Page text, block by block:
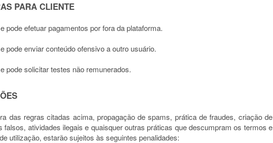
PARA CLIENTE
pode efetuar pagamentos por fora da plataforma.
pode enviar conteúdo ofensivo a outro usuário.
pode solicitar testes não remunerados.
das regras citadas acima, propagação de spams, prática de fraudes, criação de
falsos, atividades ilegais e quaisquer outras práticas que descumpram os termos e
utilização, estarão sujeitos às seguintes penalidades: